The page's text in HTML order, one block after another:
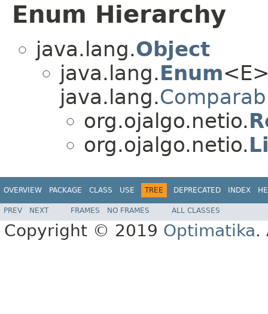
Enum Hierarchy
java.lang.Object
java.lang.Enum
java.lang.
org.ojalgo.netio.
org.ojalgo.netio.
OVERVIEW PACKAGE CLASS USE TREE DEPRECATED INDEX
PREV NEXT FRAMES NO FRAMES ALL CLASSES
Copyright © 2019 Optimatika.